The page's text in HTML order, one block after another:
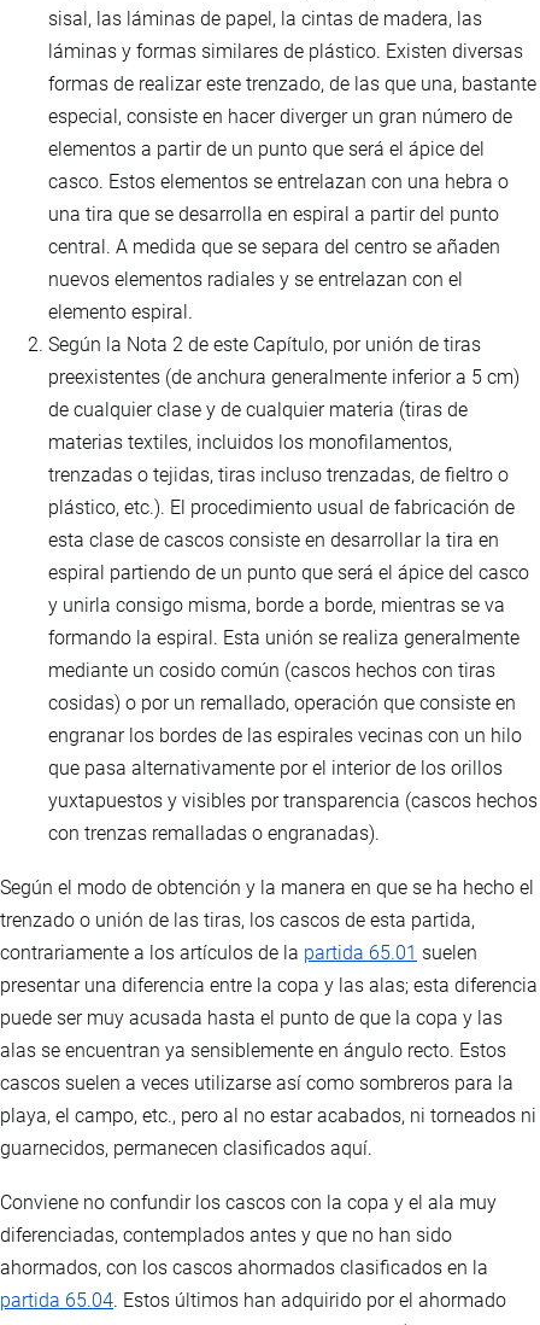
sisal, las láminas de papel, la cintas de madera, las
láminas y formas similares de plástico. Existen diversas
formas de realizar este trenzado, de las que una, bastante
especial, consiste en hacer diverger un gran número de
elementos a partir de un punto que será el ápice del
casco. Estos elementos se entrelazan con una hebra o
una tira que se desarrolla en espiral a partir del punto
central. A medida que se separa del centro se añaden
nuevos elementos radiales y se entrelazan con el
elemento espiral.
Según la Nota 2 de este Capítulo, por unión de tiras
preexistentes (de anchura generalmente inferior a 5 cm)
de cualquier clase y de cualquier materia (tiras de
materias textiles, incluidos los monofilamentos,
trenzadas o tejidas, tiras incluso trenzadas, de fieltro o
plástico, etc.). El procedimiento usual de fabricación de
esta clase de cascos consiste en desarrollar la tira en
espiral partiendo de un punto que será el ápice del casco
y unirla consigo misma, borde a borde, mientras se va
formando la espiral. Esta unión se realiza generalmente
mediante un cosido común (cascos hechos con tiras
cosidas) o por un remallado, operación que consiste en
engranar los bordes de las espirales vecinas con un hilo
que pasa alternativamente por el interior de los orillos
yuxtapuestos y visibles por transparencia (cascos hechos
con trenzas remalladas o engranadas).
Según el modo de obtención y la manera en que se ha hecho el
trenzado o unión de las tiras, los cascos de esta partida,
contrariamente a los artículos de la partida 65.01 suelen
presentar una diferencia entre la copa y las alas; esta diferencia
puede ser muy acusada hasta el punto de que la copa y las
alas se encuentran ya sensiblemente en ángulo recto. Estos
cascos suelen a veces utilizarse así como sombreros para la
playa, el campo, etc., pero al no estar acabados, ni torneados ni
guarnecidos, permanecen clasificados aquí.
Conviene no confundir los cascos con la copa y el ala muy
diferenciadas, contemplados antes y que no han sido
ahormados, con los cascos ahormados clasificados en la
partida 65.04. Estos últimos han adquirido por el ahormado